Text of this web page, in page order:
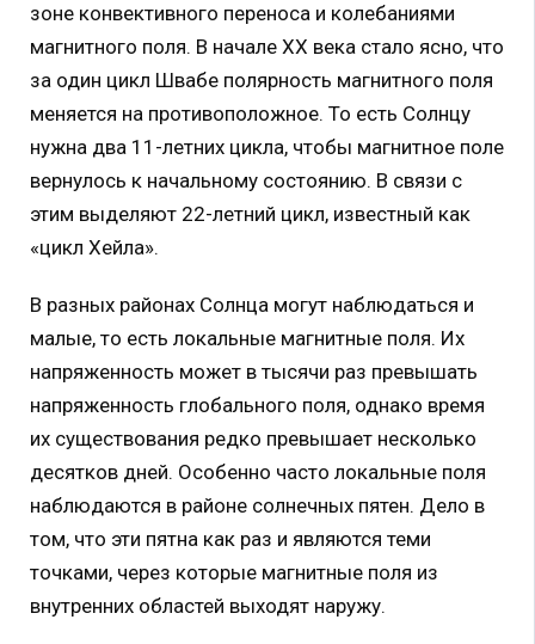
зоне конвективного переноса и колебаниями
магнитного поля. В начале XX века стало ясно, что
за один цикл Швабе полярность магнитного поля
меняется на противоположное. То есть Солнцу
нужна два 11-летних цикла, чтобы магнитное поле
вернулось к начальному состоянию. В связи с
этим выделяют 22-летний цикл, известный как
«цикл Хейла».
В разных районах Солнца могут наблюдаться и
малые, то есть локальные магнитные поля. Их
напряженность может в тысячи раз превышать
напряженность глобального поля, однако время
их существования редко превышает несколько
десятков дней. Особенно часто локальные поля
наблюдаются в районе солнечных пятен. Дело в
том, что эти пятна как раз и являются теми
точками, через которые магнитные поля из
внутренних областей выходят наружу.